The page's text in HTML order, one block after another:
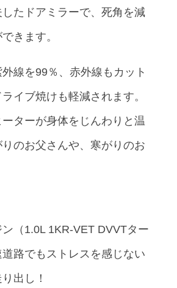
たドアミラーで、死角を減
きます。
線を99％、赤外線もカット
イブ焼けも軽減されます。
ターが身体をじんわりと温
のお父さんや、寒がりのお
（1.0L 1KR-VET DVVTター
路でもストレスを感じない
出し！